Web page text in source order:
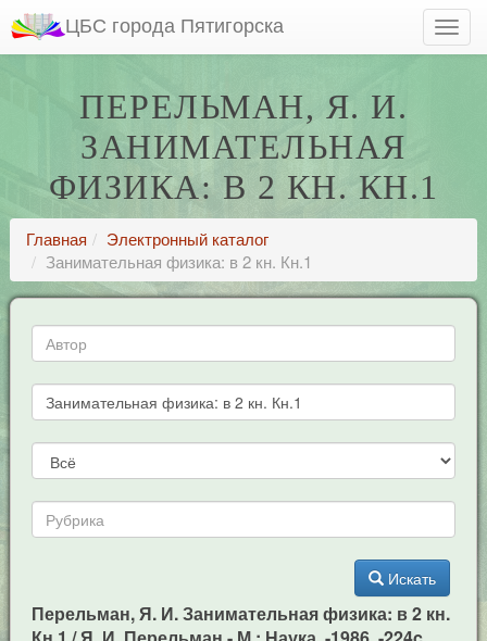
ЦБС города Пятигорска
ПЕРЕЛЬМАН, Я. И.
ЗАНИМАТЕЛЬНАЯ
ФИЗИКА: В 2 КН. КН.1
Главная
Электронный каталог
Занимательная физика: в 2 кн. Кн.1
Искать
Перельман, Я. И. Занимательная физика: в 2 кн.